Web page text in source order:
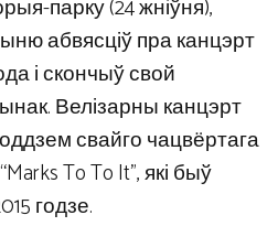
парку (24 жніўня),
абвясціў пра канцэрт
і скончыў свой
Велізарны канцэрт
свайго чацвёртага
To To It”, які быў
годзе.